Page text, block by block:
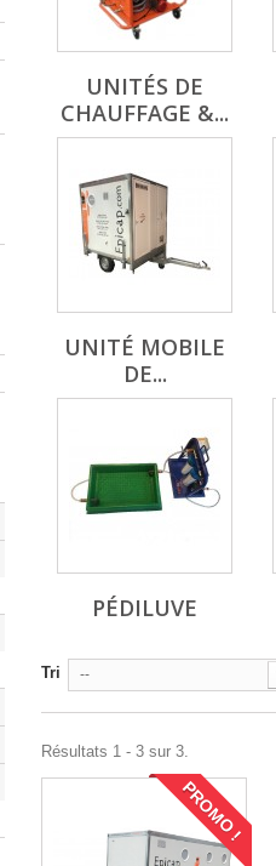
UNITÉS DE
CHAUFFAGE &...
UNITÉ MOBILE
DE...
PÉDILUVE
Tri --
Résultats 1 - 3 sur 3.
PROMO !